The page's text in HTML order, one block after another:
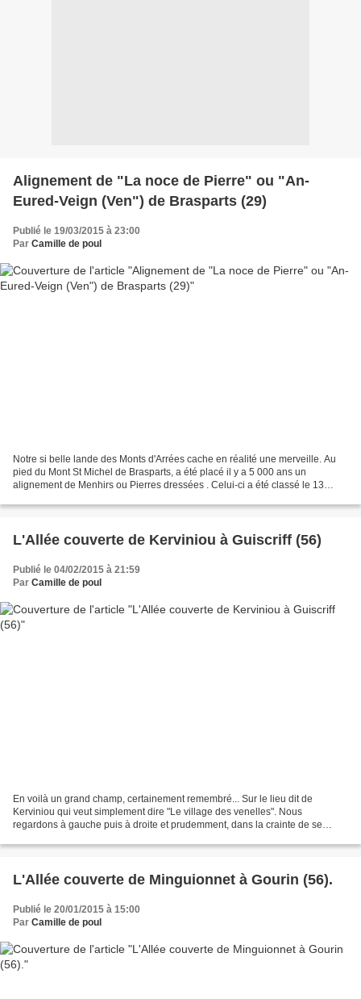
Alignement de "La noce de Pierre" ou "An-
Eured-Veign (Ven") de Brasparts (29)
Publié le 19/03/2015 à 23:00
Par Camille de poul
Notre si belle lande des Monts d'Arrées cache en réalité une merveille. Au
pied du Mont St Michel de Brasparts, a été placé il y a 5 000 ans un
alignement de Menhirs ou Pierres dressées . Celui-ci a été classé le 13
L'Allée couverte de Kerviniou à Guiscriff (56)
Publié le 04/02/2015 à 21:59
Par Camille de poul
En voilà un grand champ, certainement remembré... Sur le lieu dit de
Kerviniou qui veut simplement dire "Le village des venelles". Nous
regardons à gauche puis à droite et prudemment, dans la crainte de se
L'Allée couverte de Minguionnet à Gourin (56).
Publié le 20/01/2015 à 15:00
Par Camille de poul